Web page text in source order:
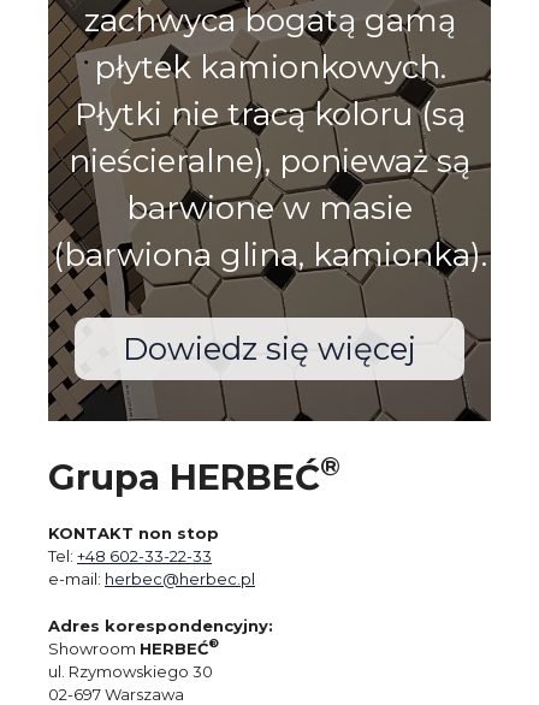
zachwyca bogatą gamą
płytek kamionkowych.
Płytki nie tracą koloru (są
nieścieralne), ponieważ są
barwione w masie
(barwiona glina, kamionka).
Dowiedz się więcej
Grupa HERBEĆ®
KONTAKT non stop
Tel: +48 602-33-22-33
e-mail: herbec@herbec.pl
Adres korespondencyjny:
Showroom HERBEĆ®
ul. Rzymowskiego 30
02-697 Warszawa